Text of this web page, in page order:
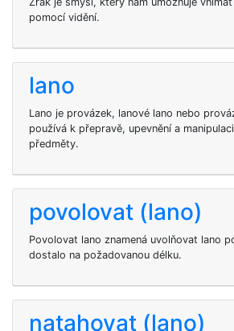
pomocí vidění.
lano
Lano je provázek, lanové lano nebo
používá k přepravě, upevnění a
předměty.
povolovat (lano)
Povolovat lano znamená uvolňovat lano
dostalo na požadovanou délku.
natahovat (lano)